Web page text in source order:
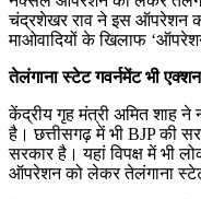
चंद्रशेखर राव ने इस ऑपरेशन
माओवादियों के खिलाफ
तेलंगाना स्टेट गवर्नमेंट भी
केंद्रीय गृह मंत्री अमित शाह
है। छत्तीसगढ़ में भी BJP की
सरकार है। यहां विपक्ष में भी
ऑपरेशन को लेकर तेलंगाना स्टेट